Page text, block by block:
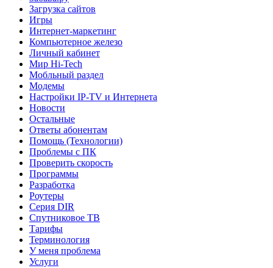
Загрузка сайтов
Игры
Интернет-маркетинг
Компьютерное железо
Личный кабинет
Мир Hi-Tech
Мобльный раздел
Модемы
Настройки IP-TV и Интернета
Новости
Остальные
Ответы абонентам
Помощь (Технологии)
Проблемы с ПК
Проверить скорость
Программы
Разработка
Роутеры
Серия DIR
Спутниковое ТВ
Тарифы
Терминология
У меня проблема
Услуги